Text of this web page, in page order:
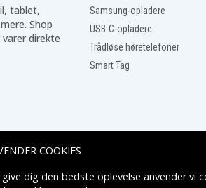
CCD-TR44, CCD-TR440, CCDTR440E,
TR450, CCDTR45E, CCD-TR45E,
CCDTR480, CCDTR485,
CCD-TR5, CCDTR50, CCD-TR50,
CCD-TR502E, CCD-TR503E,
CCDTR505K, CCD-TR505K, CCD-
CCDTR51, CCD-TR51, CCDTR510,
CCDTR530, CCD-TR530,
CCD-TR55, CCDTR550, CCD-
TR6, CCDTR60, CCD-TR60,
tablet,
Shop
direkte
Samsung-opladere
USB-C-opladere
Trådløse høretelefoner
Smart Tag
COOKIES
dig den bedste oplevelse anvender vi